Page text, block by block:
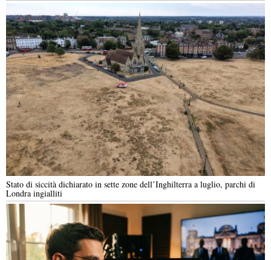
Stato di siccità dichiarato in sette zone dell’Inghilterra a luglio, parchi di
Londra ingialliti